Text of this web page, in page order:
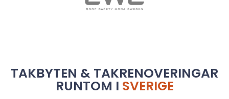
TAKBYTEN & TAKRENOVERINGAR
RUNTOM I SVERIGE